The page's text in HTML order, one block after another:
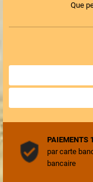
Que
PAIEMENTS
par carte
bancaire